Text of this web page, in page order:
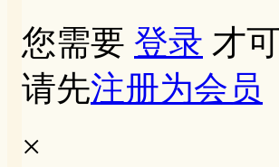
您需要 登录 才
请先注册为会员
×